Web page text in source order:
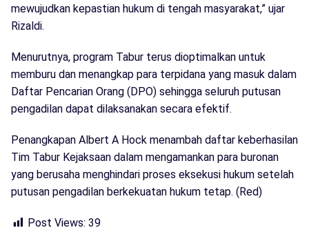
mewujudkan kepastian hukum di tengah masyarakat,” ujar
Rizaldi.
Menurutnya, program Tabur terus dioptimalkan untuk
memburu dan menangkap para terpidana yang masuk dalam
Daftar Pencarian Orang (DPO) sehingga seluruh putusan
pengadilan dapat dilaksanakan secara efektif.
Penangkapan Albert A Hock menambah daftar keberhasilan
Tim Tabur Kejaksaan dalam mengamankan para buronan
yang berusaha menghindari proses eksekusi hukum setelah
putusan pengadilan berkekuatan hukum tetap. (Red)
Post Views: 39